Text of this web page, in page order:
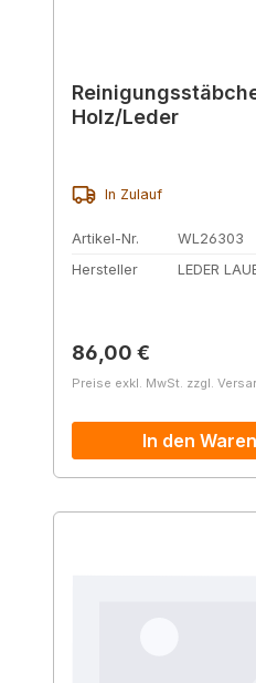
Holz/Leder
In Zulauf
Artikel-Nr.
WL26303
Hersteller
LEDER
Regulärer Preis:
86,00 €
Preise exkl. MwSt. zzgl.
In den